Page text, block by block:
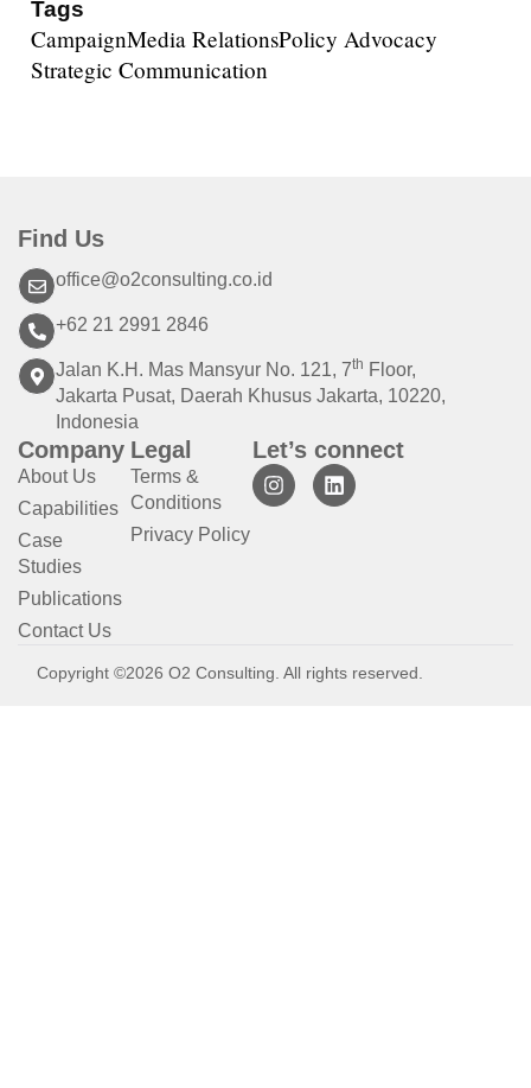
Tags
CampaignMedia RelationsPolicy Advocacy
Strategic Communication
Find Us
office@o2consulting.co.id
+62 21 2991 2846
Jalan K.H. Mas Mansyur No. 121, 7th Floor,
Jakarta Pusat, Daerah Khusus Jakarta, 10220,
Indonesia
Company
About Us
Capabilities
Case
Studies
Publications
Contact Us
Legal
Terms &
Conditions
Privacy Policy
Let’s connect
Copyright ©2026 O2 Consulting. All rights reserved.